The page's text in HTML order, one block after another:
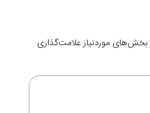
بخش‌های موردنیاز علامت‌گذاری